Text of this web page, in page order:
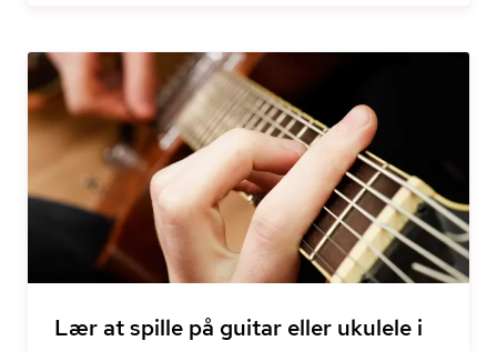
Lær at spille på guitar eller ukulele i